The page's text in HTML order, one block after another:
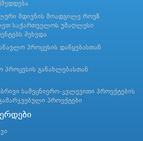
მდივნის მოადგილე როუზ
საქართველოს უმაღლესი
შეხვდა
პროცესის დაწყებასთან
პროცესის განახლებასთან
სამეცნიერო-კვლევითი პროექტების
პროექტები